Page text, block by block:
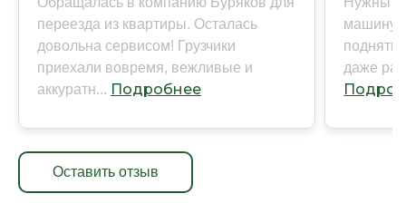
переезда из квартиры. Осталась
довольна сервисом! Грузчики
приехали вовремя, вежливые и
аккуратн... Подробнее
машину
поднять
даже
Оставить отзыв